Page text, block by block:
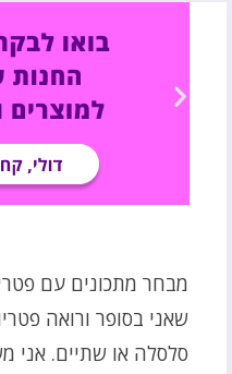
מבחר מתכונים עם
שאני בסופר ורואה
סלסלה או שתיים. אני